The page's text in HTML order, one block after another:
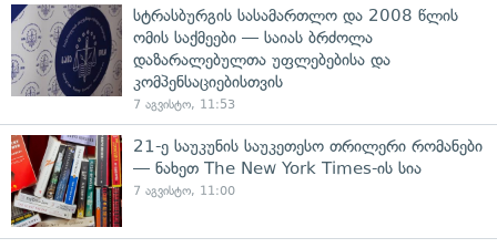
სტრასბურგის სასამართლო და 2008 წლის
ომის საქმეები — საიას ბრძოლა
დაზარალებულთა უფლებებისა და
კომპენსაციებისთვის
7 აგვისტო, 11:53
21-ე საუკუნის საუკეთესო თრილერი რომანები
— ნახეთ The New York Times-ის სია
7 აგვისტო, 11:00